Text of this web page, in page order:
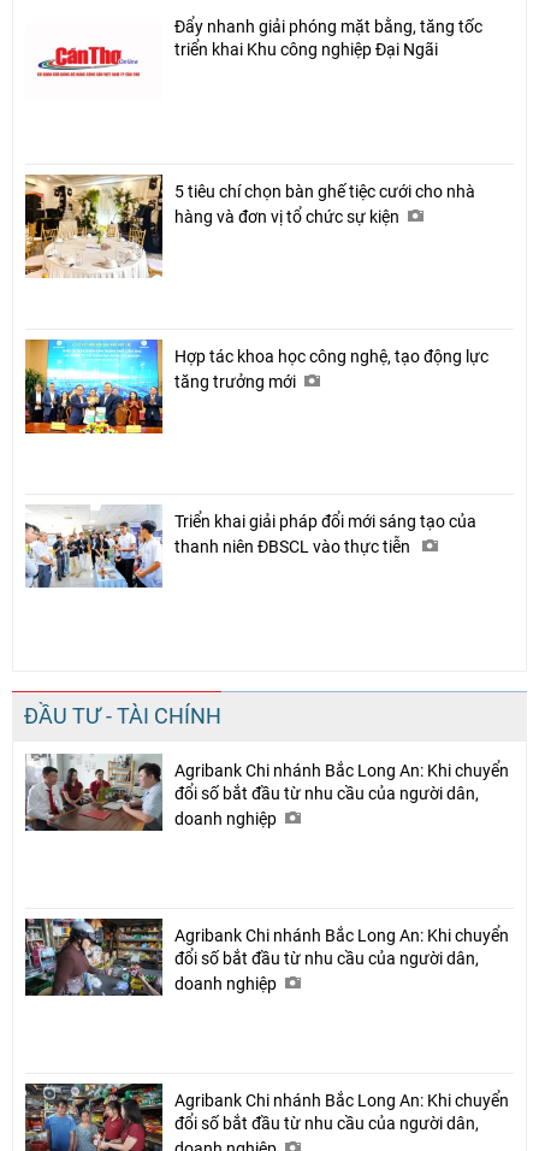
Đẩy nhanh giải phóng mặt bằng, tăng tốc
triển khai Khu công nghiệp Đại Ngãi
5 tiêu chí chọn bàn ghế tiệc cưới cho nhà
hàng và đơn vị tổ chức sự kiện
Hợp tác khoa học công nghệ, tạo động lực
tăng trưởng mới
Triển khai giải pháp đổi mới sáng tạo của
thanh niên ĐBSCL vào thực tiễn
ĐẦU TƯ - TÀI CHÍNH
Agribank Chi nhánh Bắc Long An: Khi chuyển
đổi số bắt đầu từ nhu cầu của người dân,
doanh nghiệp
Agribank Chi nhánh Bắc Long An: Khi chuyển
đổi số bắt đầu từ nhu cầu của người dân,
doanh nghiệp
Agribank Chi nhánh Bắc Long An: Khi chuyển
đổi số bắt đầu từ nhu cầu của người dân,